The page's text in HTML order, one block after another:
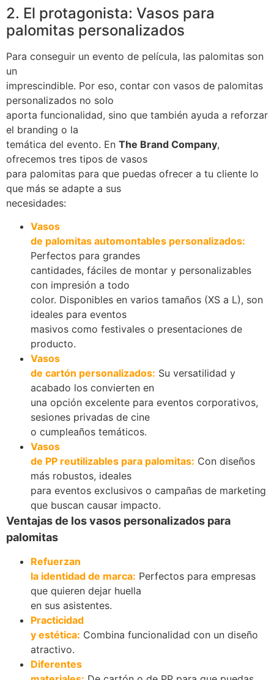
2. El protagonista: Vasos para
palomitas personalizados
Para conseguir un evento de película, las palomitas son
un
imprescindible. Por eso, contar con vasos de palomitas
personalizados no solo
aporta funcionalidad, sino que también ayuda a reforzar
el branding o la
temática del evento. En The Brand Company,
ofrecemos tres tipos de vasos
para palomitas para que puedas ofrecer a tu cliente lo
que más se adapte a sus
necesidades:
Vasos
de palomitas automontables personalizados:
Perfectos para grandes
cantidades, fáciles de montar y personalizables
con impresión a todo
color. Disponibles en varios tamaños (XS a L), son
ideales para eventos
masivos como festivales o presentaciones de
producto.
Vasos
de cartón personalizados: Su versatilidad y
acabado los convierten en
una opción excelente para eventos corporativos,
sesiones privadas de cine
o cumpleaños temáticos.
Vasos
de PP reutilizables para palomitas: Con diseños
más robustos, ideales
para eventos exclusivos o campañas de marketing
que buscan causar impacto.
Ventajas de los vasos personalizados para
palomitas
Refuerzan
la identidad de marca: Perfectos para empresas
que quieren dejar huella
en sus asistentes.
Practicidad
y estética: Combina funcionalidad con un diseño
atractivo.
Diferentes